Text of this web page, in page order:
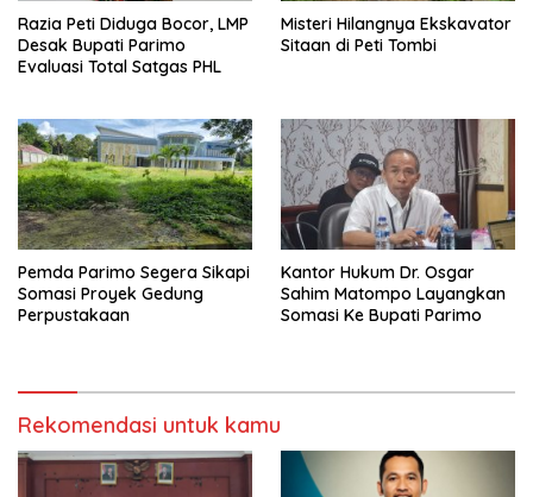
Razia Peti Diduga Bocor, LMP
Desak Bupati Parimo
Evaluasi Total Satgas PHL
Misteri Hilangnya Ekskavator
Sitaan di Peti Tombi
Pemda Parimo Segera Sikapi
Somasi Proyek Gedung
Perpustakaan
Kantor Hukum Dr. Osgar
Sahim Matompo Layangkan
Somasi Ke Bupati Parimo
Rekomendasi untuk kamu